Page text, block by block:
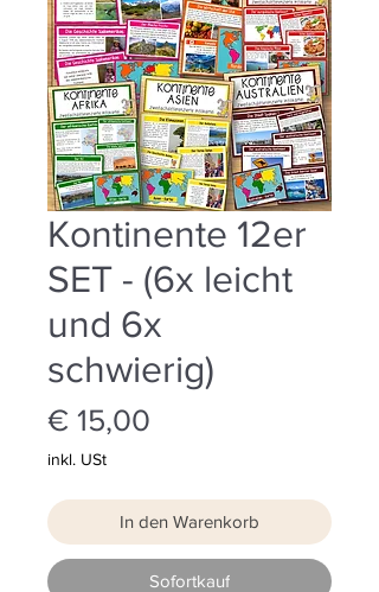
Kontinente 12er
SET - (6x leicht
und 6x
schwierig)
€ 15,00
inkl. USt
In den Warenkorb
Sofortkauf